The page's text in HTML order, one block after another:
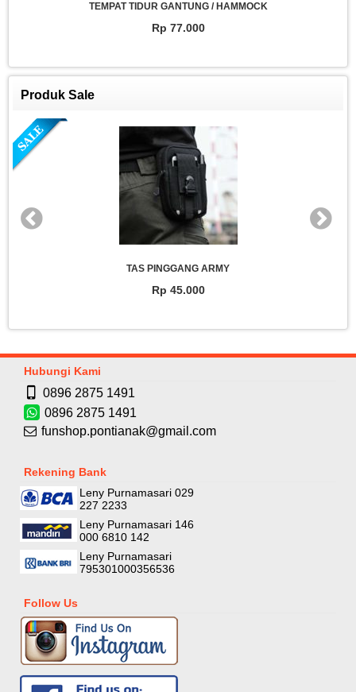
TEMPAT TIDUR GANTUNG / HAMMOCK
Rp 77.000
Produk Sale
TAS PINGGANG ARMY
Rp 45.000
Hubungi Kami
0896 2875 1491
0896 2875 1491
funshop.pontianak@gmail.com
Rekening Bank
Leny Purnamasari 029
227 2233
Leny Purnamasari 146
000 6810 142
Leny Purnamasari
795301000356536
Follow Us